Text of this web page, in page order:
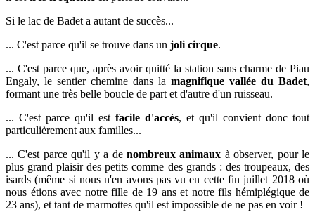
Si le lac de Badet a autant de succès...
... C'est parce qu'il se trouve dans un joli cirque.
... C'est parce que, après avoir quitté la station sans charme de Piau
Engaly, le sentier chemine dans la magnifique vallée du Badet,
formant une très belle boucle de part et d'autre d'un ruisseau.
... C'est parce qu'il est facile d'accès, et qu'il convient donc tout
particulièrement aux familles...
... C'est parce qu'il y a de nombreux animaux à observer, pour le
plus grand plaisir des petits comme des grands : des troupeaux, des
isards (même si nous n'en avons pas vu en cette fin juillet 2018 où
nous étions avec notre fille de 19 ans et notre fils hémiplégique de
23 ans), et tant de marmottes qu'il est impossible de ne pas en voir !